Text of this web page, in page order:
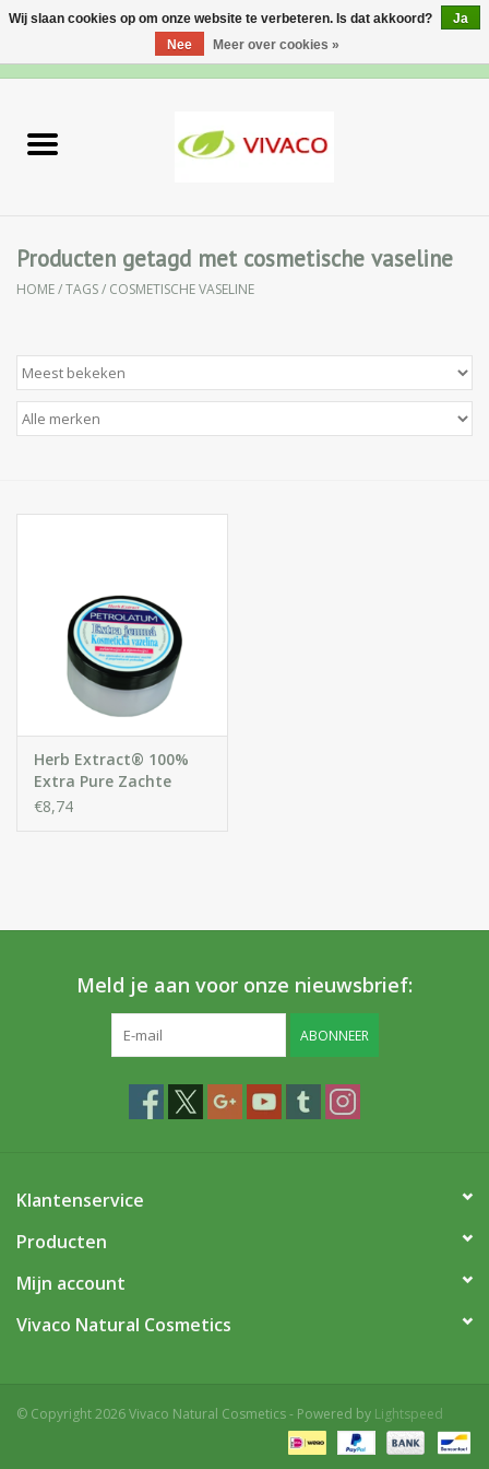
Lichaamsverzorging
Specialiteiten
Natuurlijke Kruiden
Apotheek
Parfum
Gift sets
Producten getagd met cosmetische vaseline
HOME/TAGS/ COSMETISCHE VASELINE
Herb Extract® 100%
Extra Pure Zachte
Cosmetische Vaseline
€8,74
Meld je aan voor onze nieuwsbrief:
ABONNEER
Klantenservice
Producten
Mijn account
Vivaco Natural Cosmetics
© Copyright 2026 Vivaco Natural Cosmetics - Powered by Lightspeed
Wij slaan cookies op om onze website te verbeteren. Is dat akkoord?
Ja
Nee
Meer over cookies »